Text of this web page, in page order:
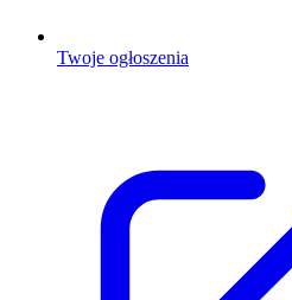
Twoje ogłoszenia